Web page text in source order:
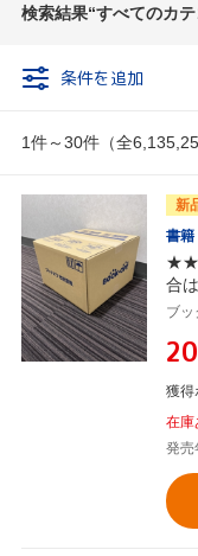
検索結果 すべてのカテ
条件を追加
1件～30件（全
新
書籍
★★
合
ブ
獲得
在庫
発売